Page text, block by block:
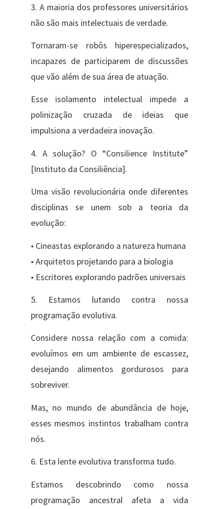
3. A maioria dos professores universitários
não são mais intelectuais de verdade.
Tornaram-se robôs hiperespecializados,
incapazes de participarem de discussões
que vão além de sua área de atuação.
Esse isolamento intelectual impede a
polinização cruzada de ideias que
impulsiona a verdadeira inovação.
4. A solução? O “Consilience Institute”
[Instituto da Consiliência].
Uma visão revolucionária onde diferentes
disciplinas se unem sob a teoria da
evolução:
• Cineastas explorando a natureza humana
• Arquitetos projetando para a biologia
• Escritores explorando padrões universais
5. Estamos lutando contra nossa
programação evolutiva.
Considere nossa relação com a comida:
evoluímos em um ambiente de escassez,
desejando alimentos gordurosos para
sobreviver.
Mas, no mundo de abundância de hoje,
esses mesmos instintos trabalham contra
nós.
6. Esta lente evolutiva transforma tudo.
Estamos descobrindo como nossa
programação ancestral afeta a vida